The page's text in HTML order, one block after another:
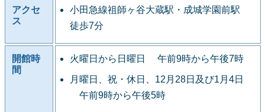
アクセ
ス
小田急線祖師ヶ谷大蔵駅・成城学園前駅
徒歩7分
開館時
間
火曜日から日曜日 午前9時から午後7時
月曜日、祝・休日、12月28日及び1月4日
午前9時から午後5時